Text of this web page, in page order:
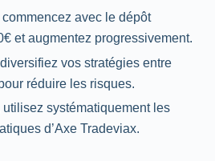
avec le dépôt
et augmentez progressivement.
vos stratégies entre
réduire les risques.
systématiquement les
d’Axe Tradeviax.